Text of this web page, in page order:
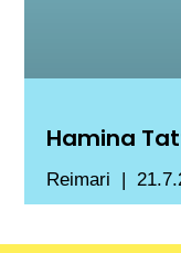
Hamina
Reimari